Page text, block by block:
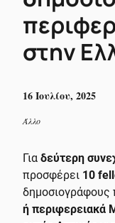
στην
16 Ιουλίου, 2025
Άλλο
Για δεύτερη
προσφέρει 10
δημοσιογράφους
ή περιφερειακά